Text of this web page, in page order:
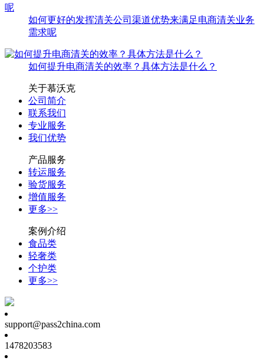
如何更好的发挥清关公司渠道优势来满足电商清关业务
需求呢
如何提升电商清关的效率？具体方法是什么？
关于慕沃克
公司简介
联系我们
专业服务
我们优势
产品服务
转运服务
验货服务
增值服务
更多>>
案例介绍
食品类
轻奢类
个护类
更多>>
support@pass2china.com
1478203583